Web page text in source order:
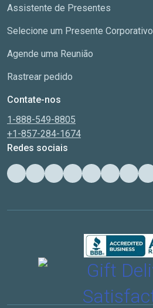
Assistente de Presentes
Selecione um Presente Corporativo
Agende uma Reunião
Rastrear pedido
Contate-nos
1-888-549-8805
+1-857-284-1674
Redes sociais